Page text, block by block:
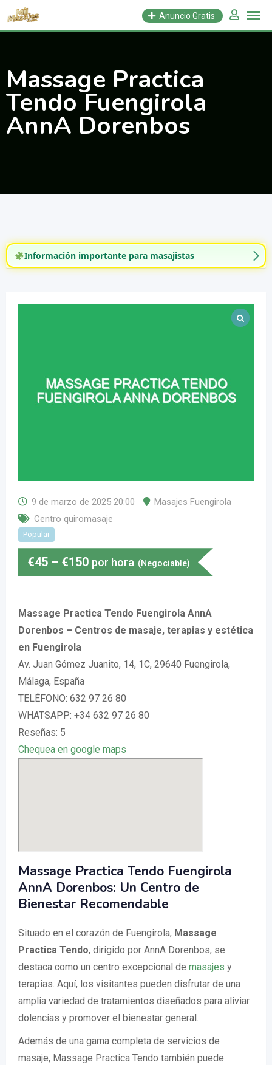
Saltar
Anuncio Gratis
Massage Practica
Tendo Fuengirola
AnnA Dorenbos
Información importante para masajistas
9 de marzo de 2025 20:00
Masajes Fuengirola
Centro quiromasaje
Popular
€45 – €150 por hora (Negociable)
Massage Practica Tendo Fuengirola AnnA
Dorenbos – Centros de masaje, terapias y estética
en Fuengirola
Av. Juan Gómez Juanito, 14, 1C, 29640 Fuengirola,
Málaga, España
TELÉFONO: 632 97 26 80
WHATSAPP: +34 632 97 26 80
Reseñas: 5
Chequea en google maps
Massage Practica Tendo Fuengirola
AnnA Dorenbos: Un Centro de
Bienestar Recomendable
Situado en el corazón de Fuengirola, Massage
Practica Tendo, dirigido por AnnA Dorenbos, se
destaca como un centro excepcional de masajes y
terapias. Aquí, los visitantes pueden disfrutar de una
amplia variedad de tratamientos diseñados para aliviar
dolencias y promover el bienestar general.
Además de una gama completa de servicios de
masaje, Massage Practica Tendo también puede